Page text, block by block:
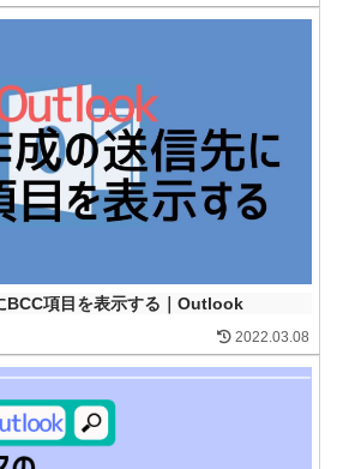
BCC項目を表示する｜Outlook
2022.03.08